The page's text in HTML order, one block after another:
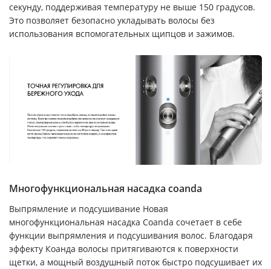
секунду, поддерживая температуру не выше 150 градусов.
Это позволяет безопасно укладывать волосы без
использования вспомогательных щипцов и зажимов.
Многофункциональная насадка coanda
Выпрямление и подсушивание Новая
многофункциональная насадка Coanda сочетает в себе
функции выпрямления и подсушивания волос. Благодаря
эффекту Коанда волосы притягиваются к поверхности
щетки, а мощный воздушный поток быстро подсушивает их